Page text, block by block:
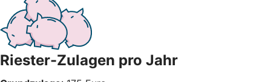
Riester-Zulagen pro Jahr